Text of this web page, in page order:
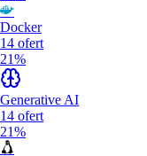
Docker
14 ofert
21%
Generative AI
14 ofert
21%